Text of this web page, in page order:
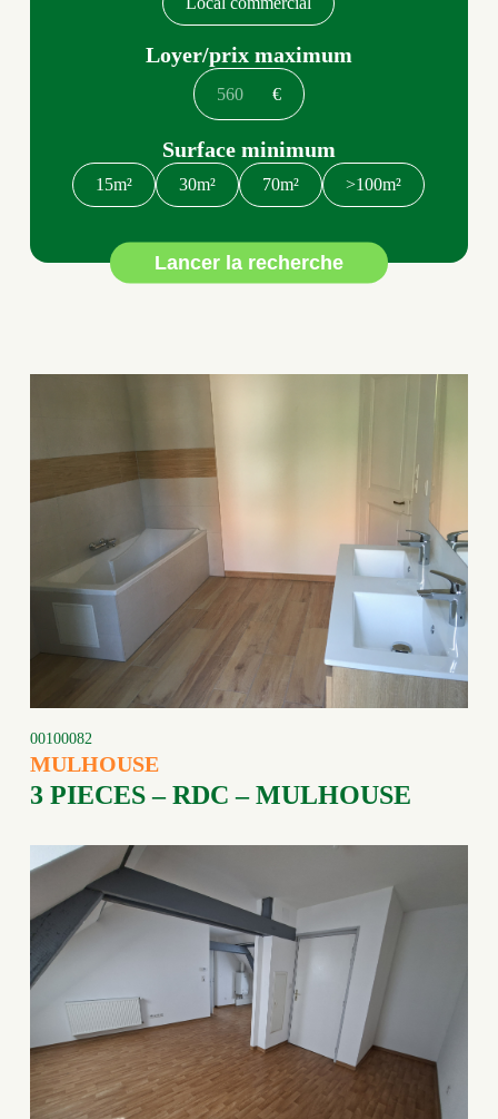
Loyer/prix maximum
€
Surface minimum
15m² 30m² 70m² >100m²
Lancer la recherche
00100082
MULHOUSE
3 PIECES – RDC – MULHOUSE